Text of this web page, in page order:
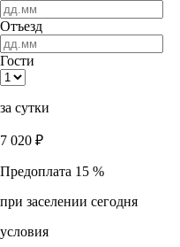
Отъезд
Гости
за сутки
7 020 ₽
Предоплата 15 %
при заселении сегодня
условия